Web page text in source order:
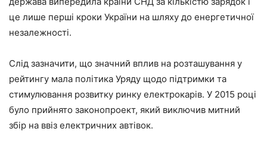
це лише перші кроки України на шляху до енергетичної
незалежності.
Слід зазначити, що значний вплив на розташування у
рейтингу мала політика Уряду щодо підтримки та
стимулювання розвитку ринку електрокарів. У 2015 році
було прийнято законопроект, який виключив митний
збір на ввіз електричних автівок.